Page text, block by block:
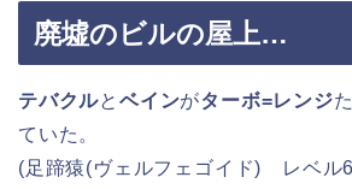
廃墟のビルの屋上…
テバクルとベインがターボ=レンジ
ていた。
(足蹄猿(ヴェルフェゴイド) レベル6